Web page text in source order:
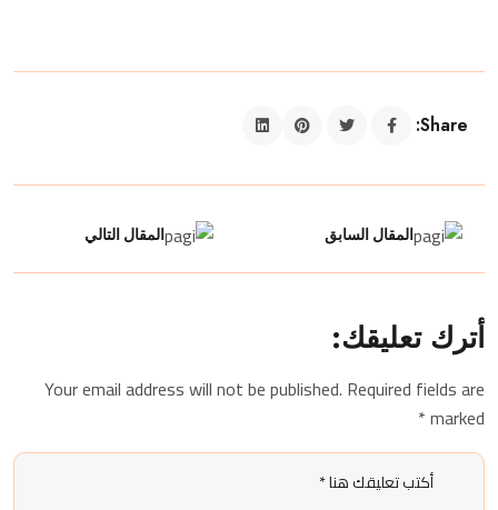
Share:
المقال السابق المقال التالي
أترك تعليقك:
Your email address will not be published. Required fields are
marked *